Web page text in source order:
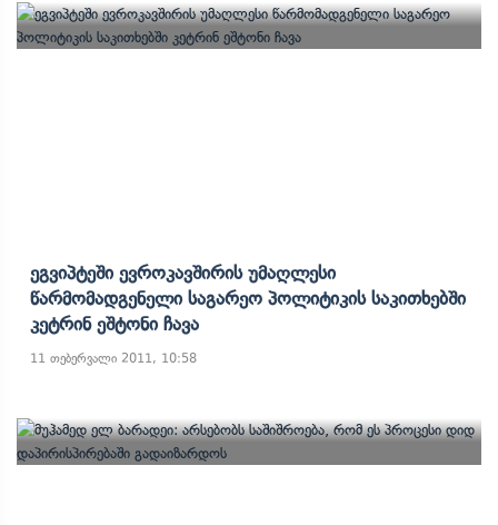
Ეგვიპტეში Ევროკავშირის Უმაღლესი
Წარმომადგენელი Საგარეო Პოლიტიკის Საკითხებში
Კეტრინ Ეშტონი Ჩავა
11 თებერვალი 2011, 10:58